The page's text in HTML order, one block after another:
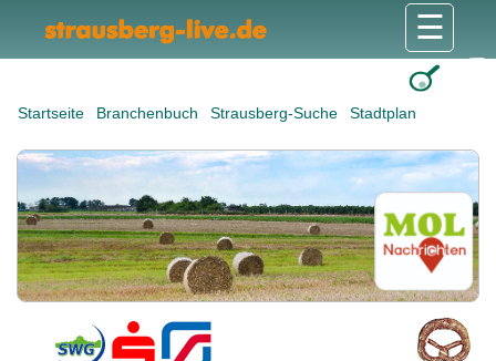
Startseite Branchenbuch Strausberg-Suche Stadtplan
☰